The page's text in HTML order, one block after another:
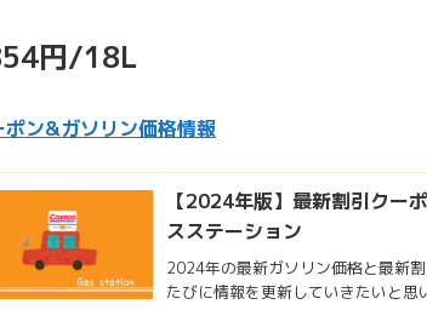
円/18L
ポン&ガソリン価格情報
【2024年版】最新割引クー
スステーション
2024年の最新ガソリン価格と最新
たびに情報を更新していきたいと思